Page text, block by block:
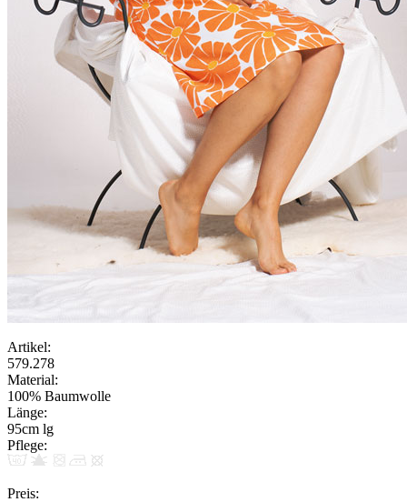
Artikel:
579.278
Material:
100% Baumwolle
Länge:
95cm lg
Pflege:
Preis: